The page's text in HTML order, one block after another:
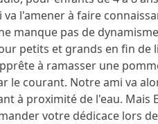
l'amener à faire
manque pas de
petits et grands en fin de
à ramasser une
le courant. Notre ami va
à proximité de l'eau.
votre dédicace lors